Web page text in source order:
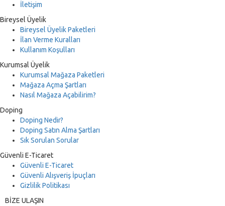
İletişim
Bireysel Üyelik
Bireysel Üyelik Paketleri
İlan Verme Kuralları
Kullanım Koşulları
Kurumsal Üyelik
Kurumsal Mağaza Paketleri
Mağaza Açma Şartları
Nasıl Mağaza Açabilirim?
Doping
Doping Nedir?
Doping Satın Alma Şartları
Sık Sorulan Sorular
Güvenli E-Ticaret
Güvenli E-Ticaret
Güvenli Alışveriş İpuçları
Gizlilik Politikası
BİZE ULAŞIN